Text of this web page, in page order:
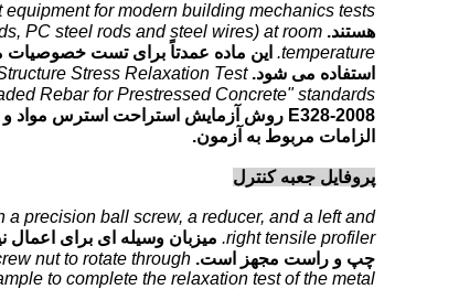
equipment for modern building mechanics tests.
هستند. PC steel rods and steel wires) at room
temperature.
استفاده می شود. Stress Relaxation Test
Rebar for Prestressed Concrete" standards.
E328-2008 روش آزمایش استراحت استرس مواد و ساختار استرس" GB / T20065-2006 "Rebar Threaded برای بتن پیش ساخته" استفاده می کند.
الزامات مربوط به آزمون.
پروفایل جعبه کنترل
precision ball screw, a reducer, and a left and
right tensile profiler. میزبان وسیله ای برای
چپ و راست مجهز است. nut to rotate through
to complete the relaxation test of the metal